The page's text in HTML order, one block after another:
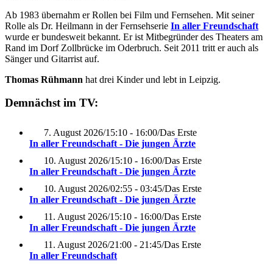
Ab 1983 übernahm er Rollen bei Film und Fernsehen. Mit seiner
Rolle als Dr. Heilmann in der Fernsehserie In aller Freundschaft
wurde er bundesweit bekannt. Er ist Mitbegründer des Theaters am
Rand im Dorf Zollbrücke im Oderbruch. Seit 2011 tritt er auch als
Sänger und Gitarrist auf.
Thomas Rühmann hat drei Kinder und lebt in Leipzig.
Demnächst im TV:
7. August 2026/15:10 - 16:00/Das Erste
In aller Freundschaft - Die jungen Ärzte
10. August 2026/15:10 - 16:00/Das Erste
In aller Freundschaft - Die jungen Ärzte
10. August 2026/02:55 - 03:45/Das Erste
In aller Freundschaft - Die jungen Ärzte
11. August 2026/15:10 - 16:00/Das Erste
In aller Freundschaft - Die jungen Ärzte
11. August 2026/21:00 - 21:45/Das Erste
In aller Freundschaft